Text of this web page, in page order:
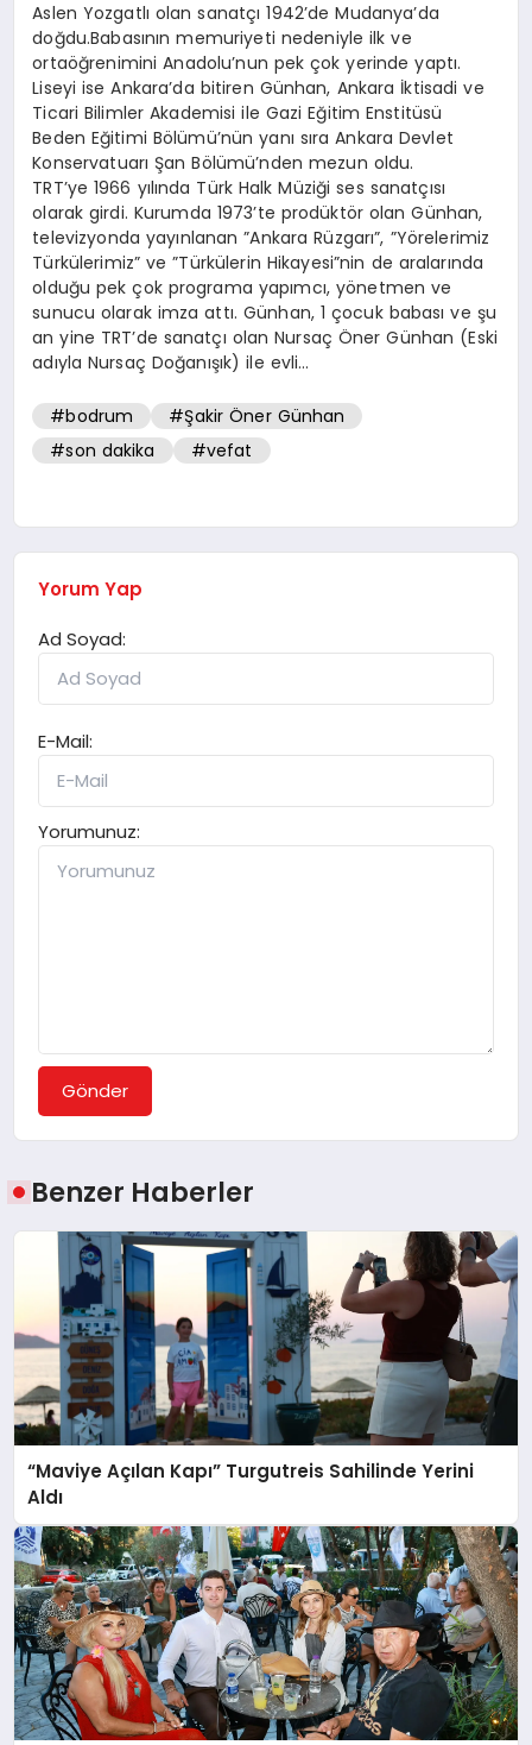
Aslen Yozgatlı olan sanatçı 1942’de Mudanya’da
doğdu.Babasının memuriyeti nedeniyle ilk ve
ortaöğrenimini Anadolu’nun pek çok yerinde yaptı.
Liseyi ise Ankara’da bitiren Günhan, Ankara İktisadi ve
Ticari Bilimler Akademisi ile Gazi Eğitim Enstitüsü
Beden Eğitimi Bölümü’nün yanı sıra Ankara Devlet
Konservatuarı Şan Bölümü’nden mezun oldu.
TRT’ye 1966 yılında Türk Halk Müziği ses sanatçısı
olarak girdi. Kurumda 1973’te prodüktör olan Günhan,
televizyonda yayınlanan ”Ankara Rüzgarı”, ”Yörelerimiz
Türkülerimiz” ve ”Türkülerin Hikayesi”nin de aralarında
olduğu pek çok programa yapımcı, yönetmen ve
sunucu olarak imza attı. Günhan, 1 çocuk babası ve şu
an yine TRT’de sanatçı olan Nursaç Öner Günhan (Eski
adıyla Nursaç Doğanışık) ile evli…
#bodrum
#Şakir Öner Günhan
#son dakika
#vefat
Yorum Yap
Ad Soyad:
E-Mail:
Yorumunuz:
Gönder
Benzer Haberler
“Maviye Açılan Kapı” Turgutreis Sahilinde Yerini
Aldı